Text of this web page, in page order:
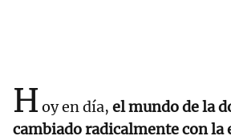
H oy en día, el mundo de la
cambiado radicalmente con la